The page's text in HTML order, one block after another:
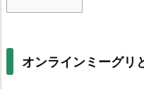
オンラインミーグリ